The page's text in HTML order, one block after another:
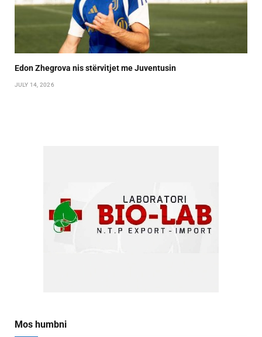
Edon Zhegrova nis stërvitjet me Juventusin
JULY 14, 2026
Mos humbni